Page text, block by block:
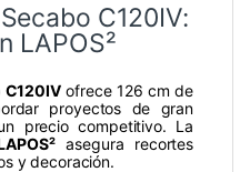
C120IV:
LAPOS²
C120IVofrece 126 cm de
proyectos de gran
precio competitivo. La
asegura recortes
y decoración.